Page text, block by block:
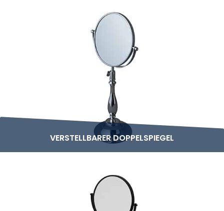
VERSTELLBARER DOPPELSPIEGEL